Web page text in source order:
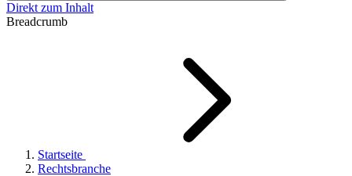
Direkt zum Inhalt
Breadcrumb
Startseite
Rechtsbranche